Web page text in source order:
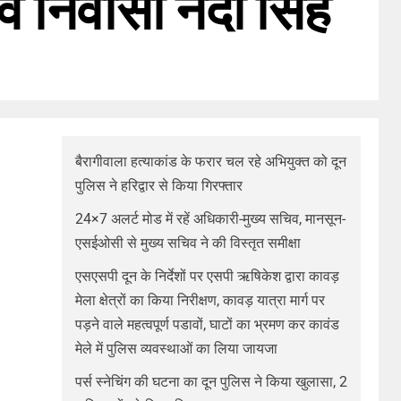
बैरागीवाला हत्याकांड के फरार चल रहे अभियुक्त को दून
पुलिस ने हरिद्वार से किया गिरफ्तार
24×7 अलर्ट मोड में रहें अधिकारी-मुख्य सचिव, मानसून-
एसईओसी से मुख्य सचिव ने की विस्तृत समीक्षा
एसएसपी दून के निर्देशों पर एसपी ऋषिकेश द्वारा कावड़
मेला क्षेत्रों का किया निरीक्षण, कावड़ यात्रा मार्ग पर
पड़ने वाले महत्वपूर्ण पडावों, घाटों का भ्रमण कर कावंड
मेले में पुलिस व्यवस्थाओं का लिया जायजा
पर्स स्नेचिंग की घटना का दून पुलिस ने किया खुलासा, 2